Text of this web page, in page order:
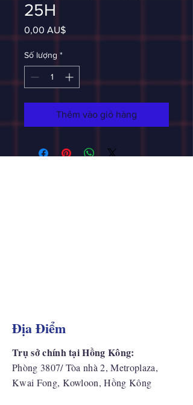
25H
0,00 AU$Giá
Số lượng *
Thêm vào giỏ hàng
Địa Điểm
Trụ sở chính tại Hồng Kông:
Phòng 3807/ Tòa nhà 2, Metroplaza,
Kwai Fong, Kowloon, Hồng Kông